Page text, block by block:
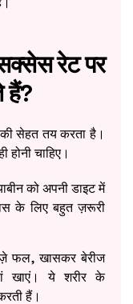
रेट पर
हैं?
सेहत तय करता है।
चाहिए।
को अपनी डाइट में
के लिए बहुत ज़रूरी
फल, खासकर बेरीज
खाएं। ये शरीर के
हैं।